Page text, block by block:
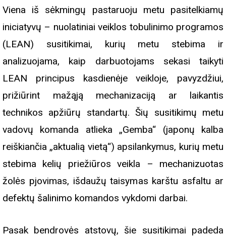
Viena iš sėkmingų pastaruoju metu pasitelkiamų
iniciatyvų – nuolatiniai veiklos tobulinimo programos
(LEAN) susitikimai, kurių metu stebima ir
analizuojama, kaip darbuotojams sekasi taikyti
LEAN principus kasdienėje veikloje, pavyzdžiui,
prižiūrint mažąją mechanizaciją ar laikantis
technikos apžiūrų standartų. Šių susitikimų metu
vadovų komanda atlieka „Gemba“ (japonų kalba
reiškiančia „aktualią vietą“) apsilankymus, kurių metu
stebima kelių priežiūros veikla – mechanizuotas
žolės pjovimas, išdaužų taisymas karštu asfaltu ar
defektų šalinimo komandos vykdomi darbai.
Pasak bendrovės atstovų, šie susitikimai padeda